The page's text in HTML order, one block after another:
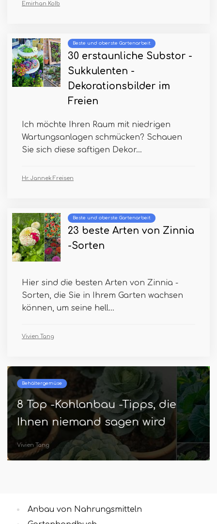
Emirhan Kolb
Beste und oberste Gartenarbeit
30 erstaunliche Substor -
Sukkulenten -
Dekorationsbilder im
Freien
Ich möchte Ihren Raum mit niedrigen
Wartungsanlagen schmücken? Schauen
Sie sich diese saftigen Dekor...
Hr. Jannek Freisen
Beste und oberste Gartenarbeit
23 beste Arten von Zinnia
-Sorten
Hier sind die besten Arten von Zinnia -
Sorten, die Sie in Ihrem Garten wachsen
können, um seine hell...
Vivien Tang
Behältergemüse
8 Top -Kohlanbau -Tipps, die
Ihnen niemand sagen wird
Vivien Tang
Anbau von Nahrungsmitteln